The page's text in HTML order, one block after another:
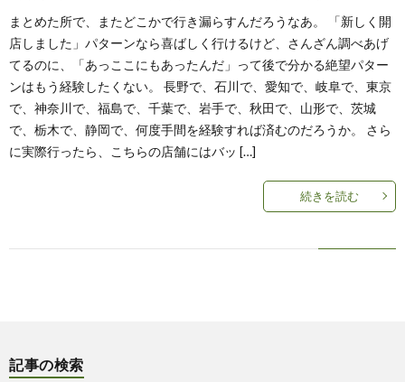
まとめた所で、またどこかで行き漏らすんだろうなあ。 「新しく開
店しました」パターンなら喜ばしく行けるけど、さんざん調べあげ
てるのに、「あっここにもあったんだ」って後で分かる絶望パター
ンはもう経験したくない。 長野で、石川で、愛知で、岐阜で、東京
で、神奈川で、福島で、千葉で、岩手で、秋田で、山形で、茨城
で、栃木で、静岡で、何度手間を経験すれば済むのだろうか。 さら
に実際行ったら、こちらの店舗にはバッ […]
続きを読む
記事の検索